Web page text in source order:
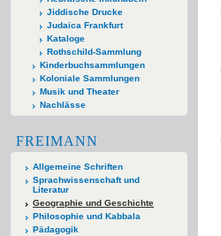
Jiddische Drucke
Judaica Frankfurt
Kataloge
Rothschild-Sammlung
Kinderbuchsammlungen
Koloniale Sammlungen
Musik und Theater
Nachlässe
FREIMANN
Allgemeine Schriften
Sprachwissenschaft und
Literatur
Geographie und Geschichte
Philosophie und Kabbala
Pädagogik